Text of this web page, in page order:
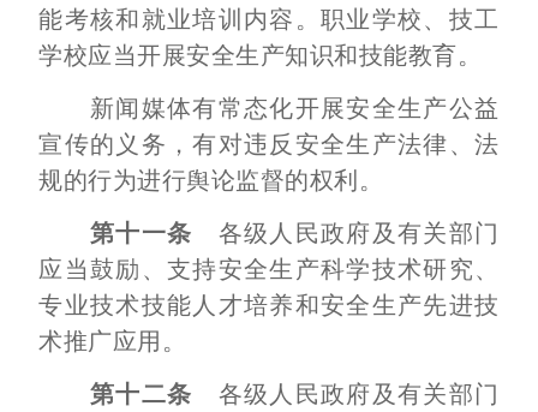
能考核和就业培训内容。职业学校、技工
学校应当开展安全生产知识和技能教育。
新闻媒体有常态化开展安全生产公益
宣传的义务，有对违反安全生产法律、法
规的行为进行舆论监督的权利。
第十一条 各级人民政府及有关部门
应当鼓励、支持安全生产科学技术研究、
专业技术技能人才培养和安全生产先进技
术推广应用。
第十二条 各级人民政府及有关部门